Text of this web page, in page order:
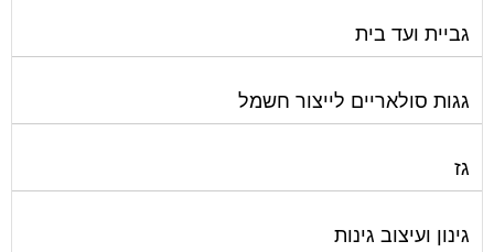
גביית ועד בית
גגות סולאריים לייצור חשמל
גז
גינון ועיצוב גינות